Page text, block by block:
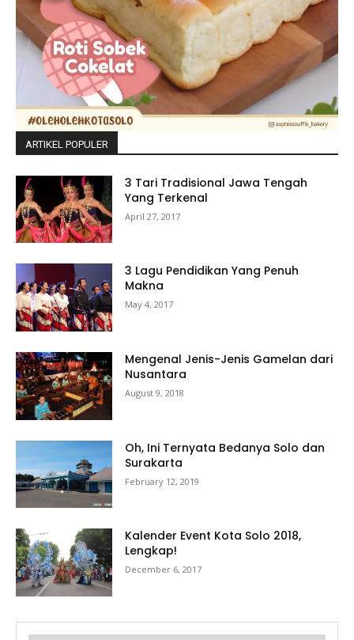
ARTIKEL POPULER
3 Tari Tradisional Jawa Tengah
Yang Terkenal
April 27, 2017
3 Lagu Pendidikan Yang Penuh
Makna
May 4, 2017
Mengenal Jenis-Jenis Gamelan dari
Nusantara
August 9, 2018
Oh, Ini Ternyata Bedanya Solo dan
Surakarta
February 12, 2019
Kalender Event Kota Solo 2018,
Lengkap!
December 6, 2017